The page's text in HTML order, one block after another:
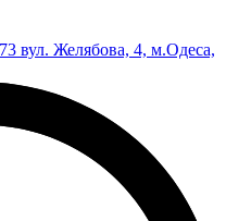
вул. Желябова, 4, м.Одеса,